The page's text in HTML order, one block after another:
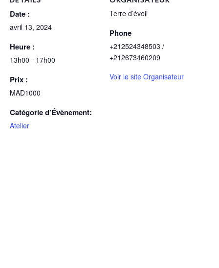
Date :
avril 13, 2024
Heure :
13h00 - 17h00
Prix :
MAD1000
Catégorie d’Évènement:
Atelier
Terre d’éveil
Phone
+212524348503 /
+212673460209
Voir le site Organisateur